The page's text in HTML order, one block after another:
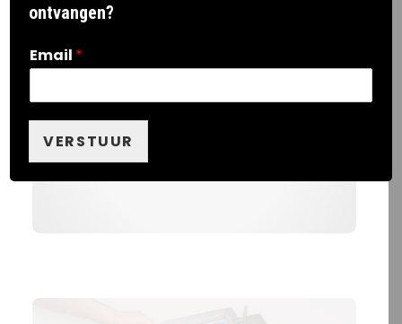
COLLECTIE
ONTWERPEN
BEKIJK ONZE OPTIES
ontvangen?
Email *
VERSTUUR